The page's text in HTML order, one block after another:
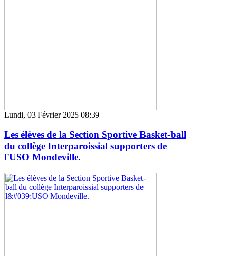
Lundi, 03 Février 2025 08:39
Les élèves de la Section Sportive Basket-ball
du collège Interparoissial supporters de
l'USO Mondeville.